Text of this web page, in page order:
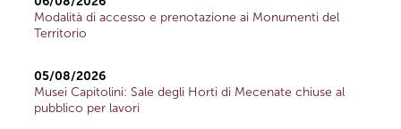
Modalità di accesso e prenotazione ai Monumenti del
Territorio
05/08/2026
Musei Capitolini: Sale degli Horti di Mecenate chiuse al
pubblico per lavori